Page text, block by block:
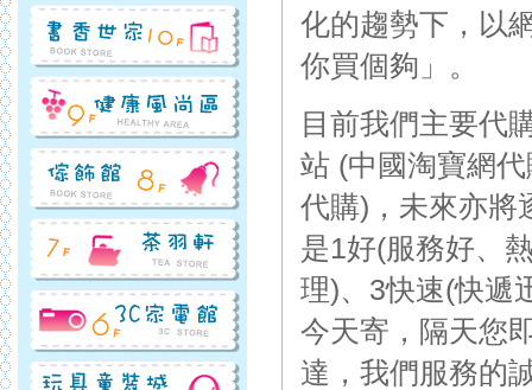
化的趨勢下，以
你買個夠」。
目前我們主要代
站 (中國淘寶網
代購)，未來亦將
是1好(服務好、
理)、3快速(快遞
今天寄，隔天您
達，我們服務的